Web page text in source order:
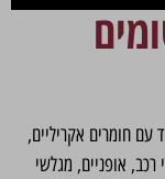
עם חומרים אקריליים,
רכב, אופניים, מגלשי